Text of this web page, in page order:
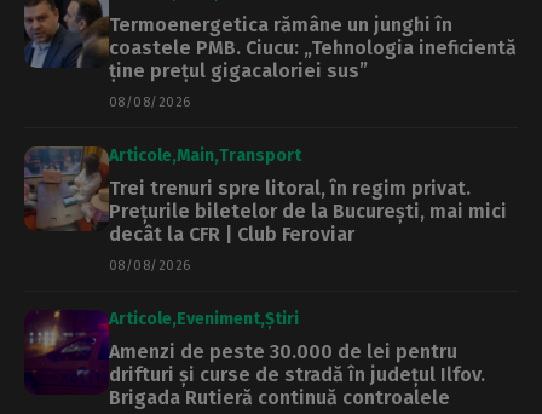
Termoenergetica rămâne un junghi în
coastele PMB. Ciucu: „Tehnologia ineficientă
ține prețul gigacaloriei sus”
08/08/2026
Articole Main Transport
Trei trenuri spre litoral, în regim privat.
Prețurile biletelor de la București, mai mici
decât la CFR | Club Feroviar
08/08/2026
Articole Eveniment Știri
Amenzi de peste 30.000 de lei pentru
drifturi și curse de stradă în județul Ilfov.
Brigada Rutieră continuă controalele